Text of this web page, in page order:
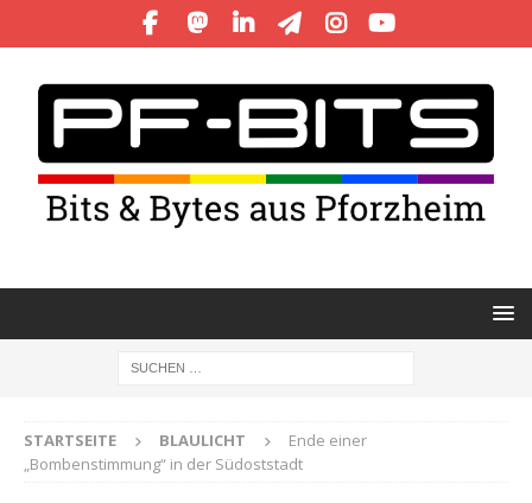
STARTSEITE BLAULICHT
Ende einer
„Bombenstimmung“ in der Südoststadt